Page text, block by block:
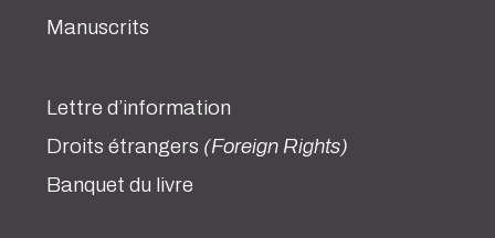
Manuscrits
Lettre d’information
Droits étrangers (Foreign Rights)
Banquet du livre